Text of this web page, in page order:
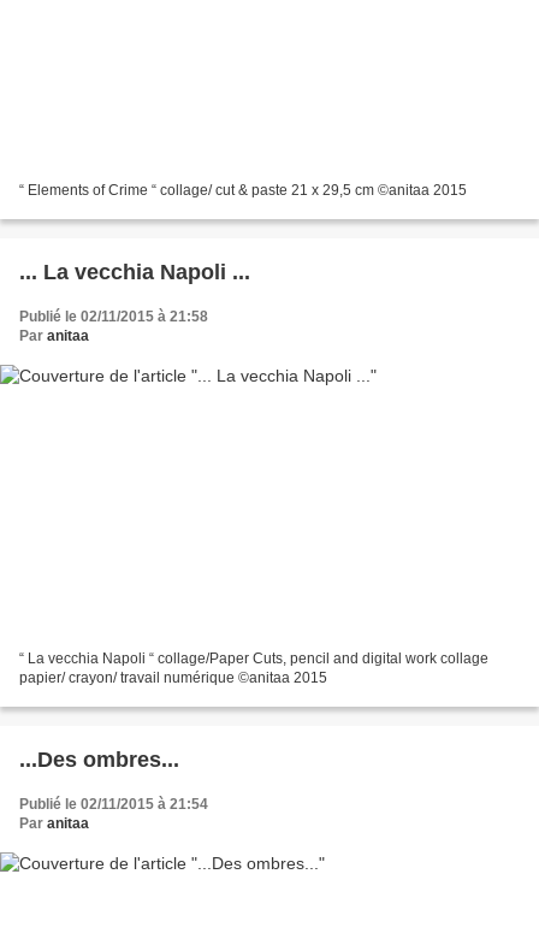
“ Elements of Crime “ collage/ cut & paste 21 x 29,5 cm ©anitaa 2015
... La vecchia Napoli ...
Publié le 02/11/2015 à 21:58
Par anitaa
“ La vecchia Napoli “ collage/Paper Cuts, pencil and digital work collage
papier/ crayon/ travail numérique ©anitaa 2015
...Des ombres...
Publié le 02/11/2015 à 21:54
Par anitaa